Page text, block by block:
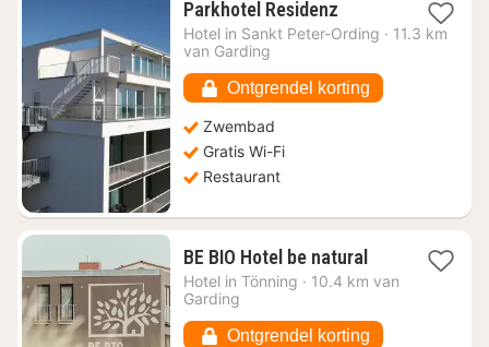
Parkhotel Residenz1
nacht
vanaf
135,12
Hotel in Sankt Peter-Ording · 11.3 km
van Garding
Ontgrendel korting
Zwembad
Gratis Wi-Fi
Restaurant
BE BIO Hotel be natural1
nacht
151,07
Hotel in Tönning · 10.4 km van
Garding
Ontgrendel korting